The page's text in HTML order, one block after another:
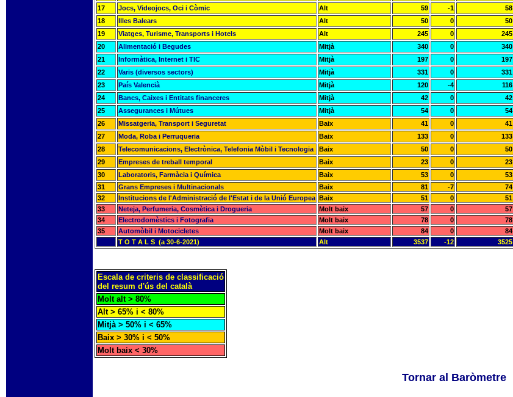
17
Jocs, Videojocs, Oci i Còmic Alt 59 -1 58
18
Illes Balears Alt 50 0 50
19
Viatges, Turisme, Transports i Hotels Alt 245 0 245
20
Alimentació i Begudes Mitjà 340 0 340
21
Informàtica, Internet i TIC Mitjà 197 0 197
22
Varis (diversos sectors) Mitjà 331 0 331
23
País Valencià Mitjà 120 -4 116
24
Bancs, Caixes i Entitats financeres Mitjà 42 0 42
25
Assegurances i Mútues Mitjà 54 0 54
26
Missatgeria, Transport i Seguretat Baix 41 0 41
27
Moda, Roba i Perruqueria Baix 133 0 133
28
Telecomunicacions, Electrònica, Telefonia Mòbil i Tecnologia Baix 50 0 50
29
Empreses de treball temporal Baix 23 0 23
30
Laboratoris, Farmàcia i Química Baix 53 0 53
31
Grans Empreses i Multinacionals Baix 81 -7 74
32
Institucions de l'Administració de l'Estat i de la Unió Europea Baix 51 0 51
33
Neteja, Perfumeria, Cosmètica i Drogueria Molt baix 57 0 57
34
Electrodomèstics i Fotografia Molt baix 78 0 78
35
Automòbil i Motocicletes Molt baix 84 0 84
T O T A L S (a 30-6-2021)
Alt 3537 -12 3525
Escala de criteris de classificació
del resum d'ús del català
Molt alt > 80%
Alt > 65% i < 80%
Mitjà > 50% i < 65%
Baix > 30% i < 50%
Molt baix < 30%
Tornar al Baròmetre